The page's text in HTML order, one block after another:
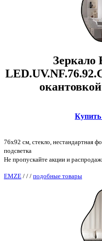
Зеркало
Купить
76x92 см, стекло, нестандартная
подсветка
Не пропускайте акции и
EMZE / / / подобные товары